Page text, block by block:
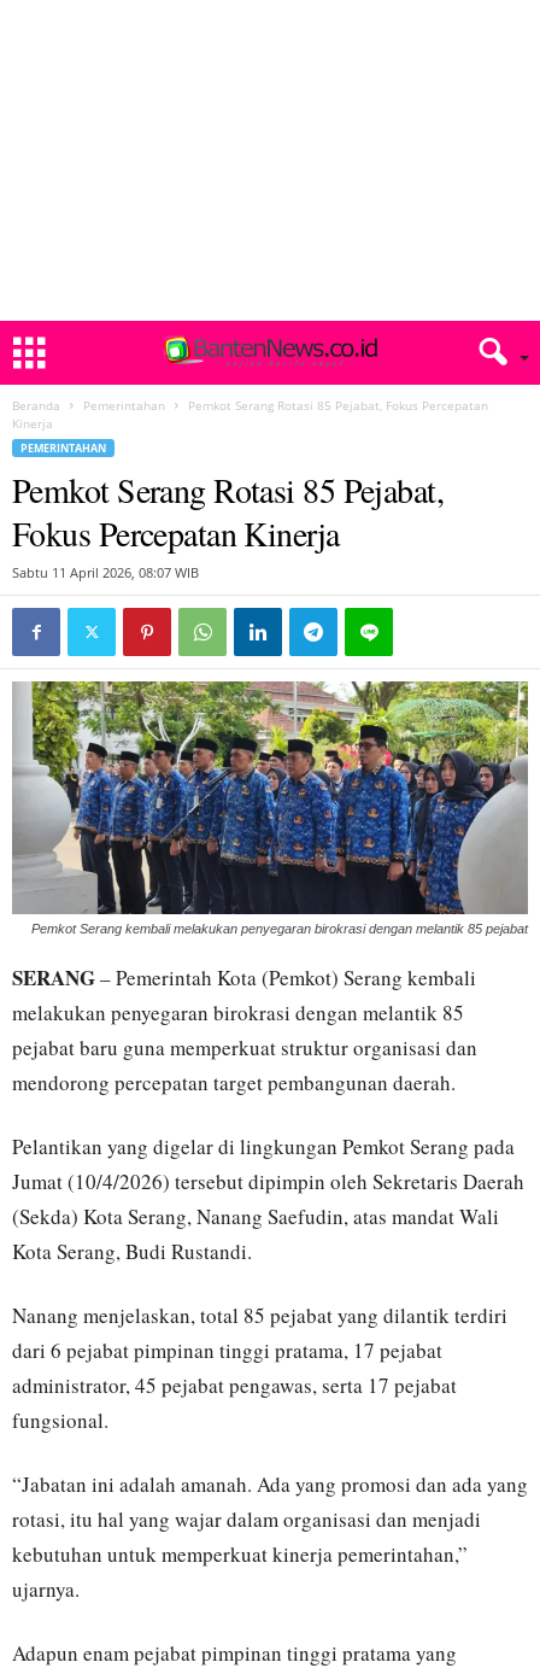
Beranda Pemerintahan
Pemkot Serang Rotasi 85 Pejabat, Fokus Percepatan
Kinerja
PEMERINTAHAN
Pemkot Serang Rotasi 85 Pejabat,
Fokus Percepatan Kinerja
Sabtu 11 April 2026, 08:07 WIB
Pemkot Serang kembali melakukan penyegaran birokrasi dengan melantik 85 pejabat
SERANG– Pemerintah Kota (Pemkot) Serang kembali
melakukan penyegaran birokrasi dengan melantik 85
pejabat baru guna memperkuat struktur organisasi dan
mendorong percepatan target pembangunan daerah.
Pelantikan yang digelar di lingkungan Pemkot Serang pada
Jumat (10/4/2026) tersebut dipimpin oleh Sekretaris Daerah
(Sekda) Kota Serang, Nanang Saefudin, atas mandat Wali
Kota Serang, Budi Rustandi.
Nanang menjelaskan, total 85 pejabat yang dilantik terdiri
dari 6 pejabat pimpinan tinggi pratama, 17 pejabat
administrator, 45 pejabat pengawas, serta 17 pejabat
fungsional.
“Jabatan ini adalah amanah. Ada yang promosi dan ada yang
rotasi, itu hal yang wajar dalam organisasi dan menjadi
kebutuhan untuk memperkuat kinerja pemerintahan,”
ujarnya.
Adapun enam pejabat pimpinan tinggi pratama yang